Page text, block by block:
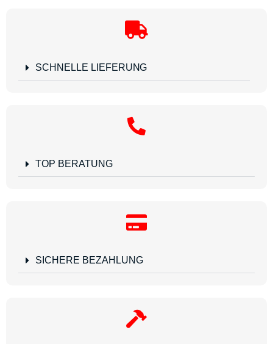
SCHNELLE LIEFERUNG
TOP BERATUNG
SICHERE BEZAHLUNG